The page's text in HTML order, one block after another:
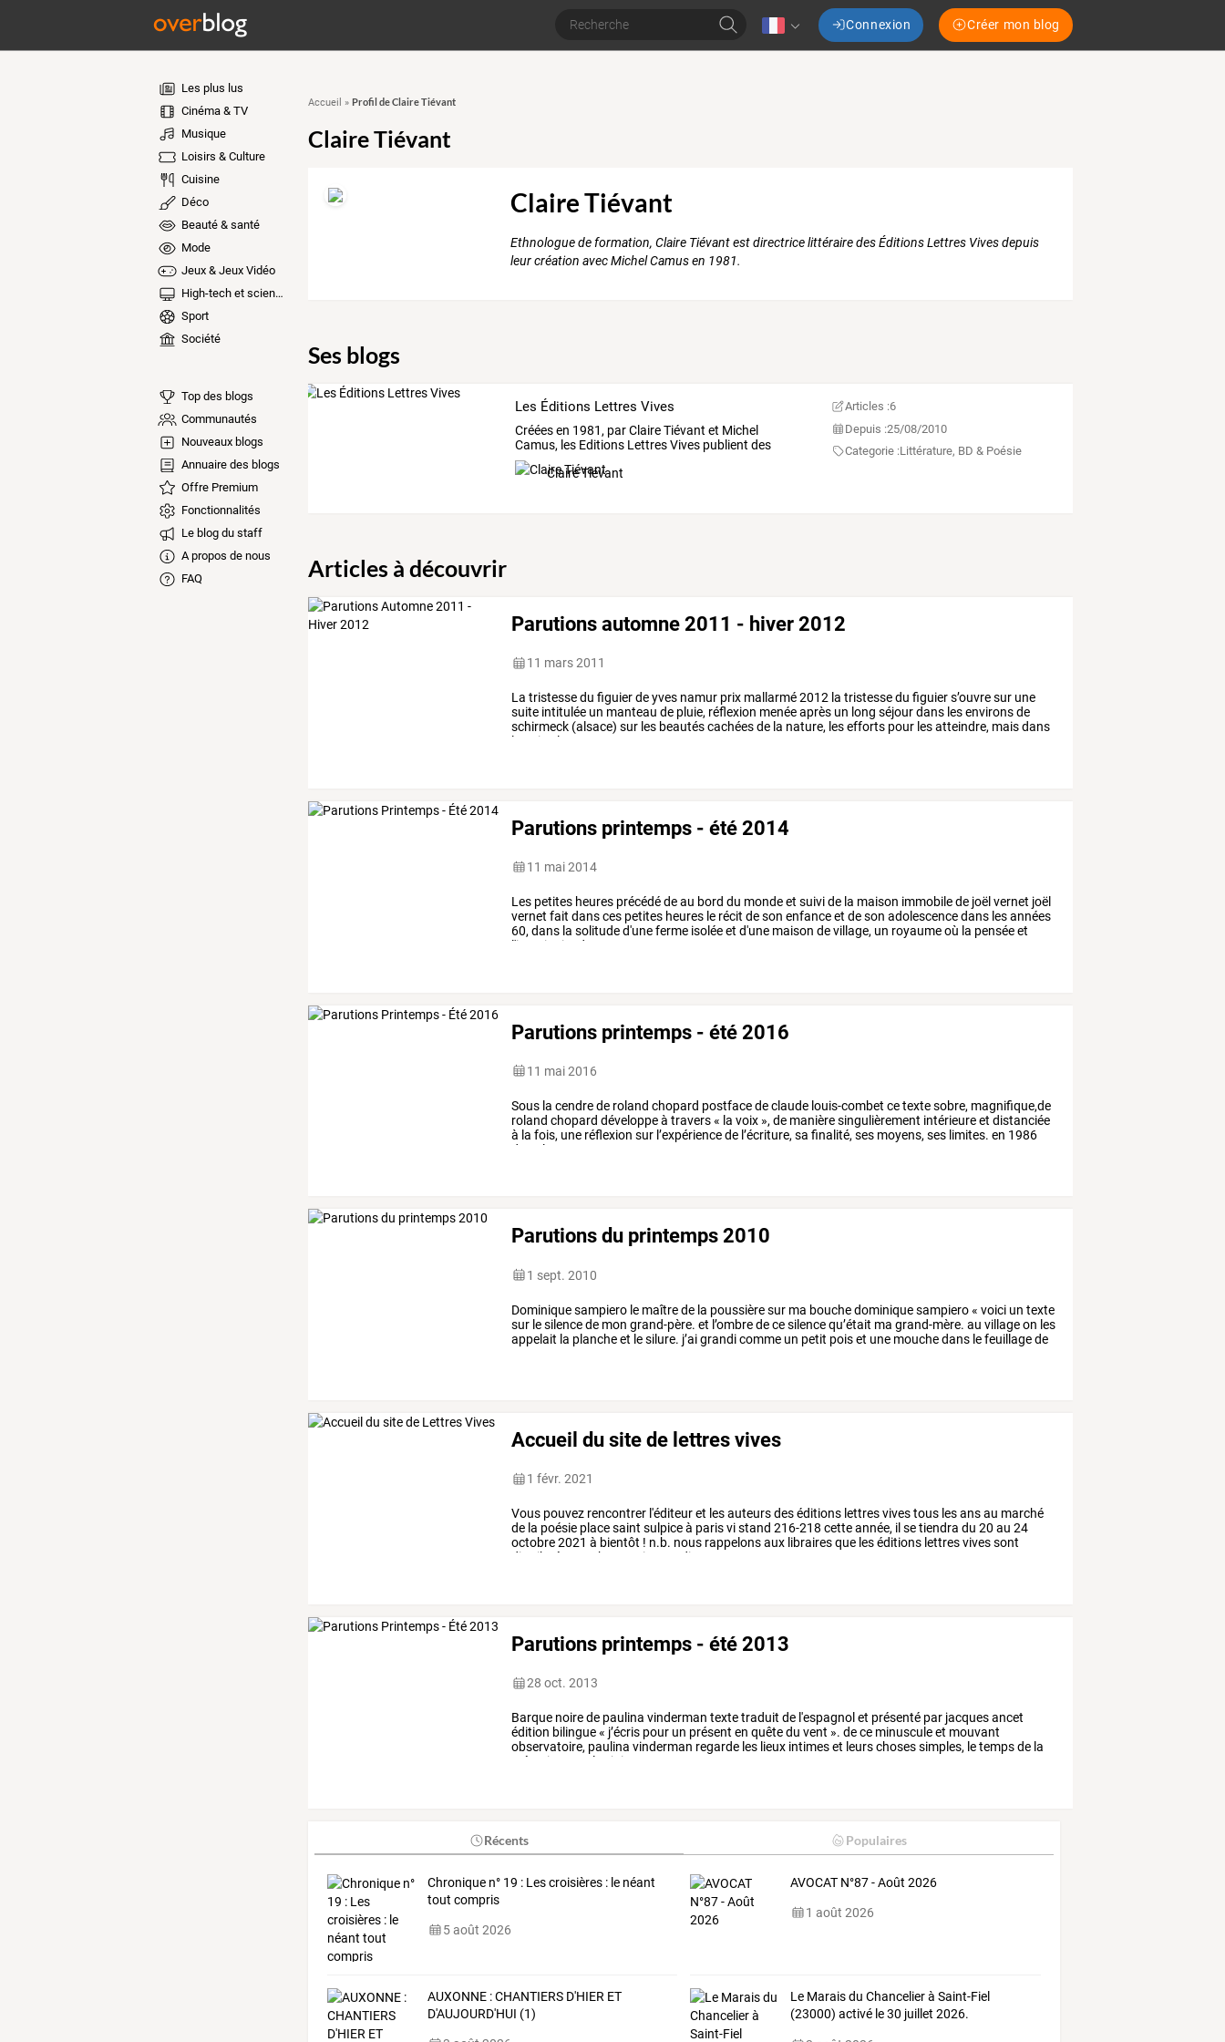
Connexion Créer mon blog
Les plus lus
Cinéma & TV
Musique
Loisirs & Culture
Cuisine
Déco
Beauté & santé
Mode
Jeux & Jeux Vidéo
High-tech et sciences
Sport
Société
Top des blogs
Communautés
Nouveaux blogs
Annuaire des blogs
Offre Premium
Fonctionnalités
Le blog du staff
A propos de nous
FAQ
Accueil » Profil de Claire Tiévant
Claire Tiévant
Claire Tiévant
Ethnologue de formation, Claire Tiévant est directrice littéraire des Éditions Lettres Vives depuis
leur création avec Michel Camus en 1981.
Ses blogs
Les Éditions Lettres Vives
Crééesen 1981,parClaireTiévant et Michel
Camus,lesEditionsLettresVivespublient des
textes
Claire Tiévant
Articles :6
Depuis :25/08/2010
Categorie :Littérature, BD & Poésie
Articles à découvrir
Parutions automne 2011 - hiver 2012
11 mars 2011
La tristessedu figuierdeyves namur prix mallarmé2012 la tristessedu figuiers’ouvresur une
suite intitulée un manteau de pluie, réflexion menéeaprès un long séjourdans lesenvironsde
schirmeck (alsace) sur les beautéscachéesde la nature, lesefforts pour lesatteindre, maisdans
la
suite, la
Parutions printemps - été 2014
11 mai 2014
Les petites heures précédédeau bord du mondeet suivide la maison immobilede joël vernet joël
vernet fait dansces petites heures le récit deson enfanceet deson adolescencedans lesannées
60, dans la solituded'uneferme isoléeet d'une maison devillage, un royaumeoù la penséeet
l'imaginaire
de
Parutions printemps - été 2016
11 mai 2016
Sous la cendrede roland chopard postfacedeclaude louis-combet cetextesobre, magnifique,de
roland chopard développeà travers« la voix », de manièresingulièrement intérieureet distanciée
à la fois, une réflexion sur l’expériencede l’écriture, sa finalité, ses moyens, ses limites. en 1986
dans
les
Parutions du printemps 2010
1 sept. 2010
Dominiquesampiero le maîtrede la poussièresur ma bouchedominiquesampiero« voici un texte
sur lesilencede mon grand-père. et l’ombredecesilencequ’était ma grand-mère. au villageon les
appelait la plancheet lesilure. j’aigrandicomme un petit poiset une mouchedans lefeuillagede
Accueil du site de lettres vives
1 févr. 2021
Vous pouvez rencontrer l'éditeuret lesauteursdeséditions lettresvivestous lesansau marché
de la poésie placesaint sulpiceà parisvistand 216-218 cetteannée, il setiendra du 20 au 24
octobre2021 à bientôt ! n.b. nous rappelonsaux librairesque leséditions lettresvivessont
distribuées
harmonia mundi
Parutions printemps - été 2013
28 oct. 2013
Barque noirede paulina vinderman textetraduit de l'espagnol et présenté par jacquesancet
édition bilingue« j’écris pour un présent en quêtedu vent ». dece minusculeet mouvant
observatoire, paulina vinderman regarde les lieux intimeset leurschosessimples, letempsde la
mémoire
les joies
Récents Populaires
Chronique n° 19 : Les croisières : le néant
tout compris
5 août 2026
AVOCAT N°87 - Août 2026
1 août 2026
AUXONNE : CHANTIERS D'HIER ET
D'AUJOURD'HUI (1)
Le Maraisdu Chancelierà Saint-Fiel
(23000) activé le30 juillet 2026.